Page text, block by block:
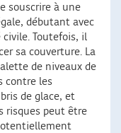
souscrire à une
débutant avec
civile. Toutefois, il
sa couverture. La
de niveaux de
contre les
de glace, et
risques peut être